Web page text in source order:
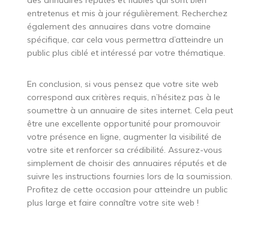
entretenus et mis à jour régulièrement. Recherchez
également des annuaires dans votre domaine
spécifique, car cela vous permettra d’atteindre un
public plus ciblé et intéressé par votre thématique.
En conclusion, si vous pensez que votre site web
correspond aux critères requis, n’hésitez pas à le
soumettre à un annuaire de sites internet. Cela peut
être une excellente opportunité pour promouvoir
votre présence en ligne, augmenter la visibilité de
votre site et renforcer sa crédibilité. Assurez-vous
simplement de choisir des annuaires réputés et de
suivre les instructions fournies lors de la soumission.
Profitez de cette occasion pour atteindre un public
plus large et faire connaître votre site web !